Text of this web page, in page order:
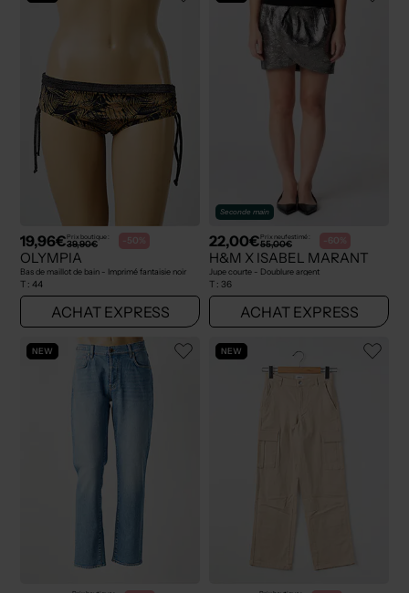
19,96€Prix boutique :
39,90€ -50%
OLYMPIA
Bas de maillot de bain - Imprimé fantaisie noir
T : 44
ACHAT EXPRESS
Seconde main
22,00€Prix neuf estimé :
55,00€ -60%
H&M X ISABEL MARANT
Jupe courte - Doublure argent
T : 36
ACHAT EXPRESS
NEW NEW